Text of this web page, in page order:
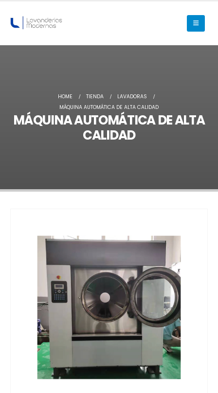
HOME TIENDA
LAVADORAS
MÁQUINA AUTOMÁTICA DE ALTA CALIDAD
MÁQUINA AUTOMÁTICA DE ALTA
CALIDAD